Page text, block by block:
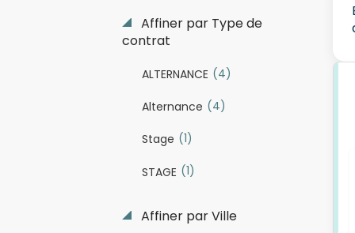
Affiner par Type de
contrat
ALTERNANCE (4)
Alternance (4)
Stage (1)
STAGE (1)
Affiner par Ville